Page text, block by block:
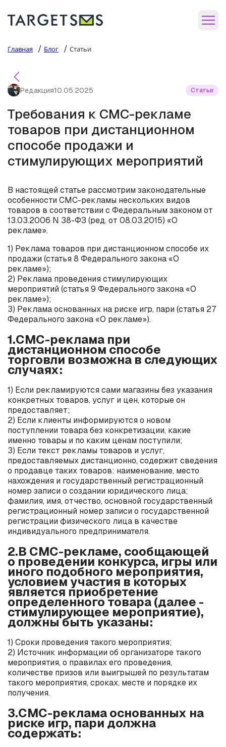
Главная / Блог / Статьи
Редакция10.05.2025 Статьи
Требования к СМС-рекламе
товаров при дистанционном
способе продажи и
стимулирующих мероприятий
В настоящей статье рассмотрим законодательные
особенности СМС-рекламы нескольких видов
товаров в соответствии с Федеральным законом от
13.03.2006 N 38-ФЗ (ред. от 08.03.2015) «О
рекламе».
1) Реклама товаров при дистанционном способе их
продажи (статья 8 Федерального закона «О
рекламе»);
2) Реклама проведения стимулирующих
мероприятий (статья 9 Федерального закона «О
рекламе»);
3) Реклама основанных на риске игр, пари (статья 27
Федерального закона «О рекламе»).
1.СМС-реклама при
дистанционном способе
торговли возможна в следующих
случаях:
1) Если рекламируются сами магазины без указания
конкретных товаров, услуг и цен, которые он
предоставляет;
2) Если клиенты информируются о новом
поступлении товара без конкретизации, какие
именно товары и по каким ценам поступили;
3) Если текст рекламы товаров и услуг,
предоставляемых дистанционно, содержит сведения
о продавце таких товаров: наименование, место
нахождения и государственный регистрационный
номер записи о создании юридического лица;
фамилия, имя, отчество, основной государственный
регистрационный номер записи о государственной
регистрации физического лица в качестве
индивидуального предпринимателя.
2.В СМС-рекламе, сообщающей
о проведении конкурса, игры или
иного подобного мероприятия,
условием участия в которых
является приобретение
определенного товара (далее -
стимулирующее мероприятие),
должны быть указаны:
1) Сроки проведения такого мероприятия;
2) Источник информации об организаторе такого
мероприятия, о правилах его проведения,
количестве призов или выигрышей по результатам
такого мероприятия, сроках, месте и порядке их
получения.
3.СМС-реклама основанных на
риске игр, пари должна
содержать: